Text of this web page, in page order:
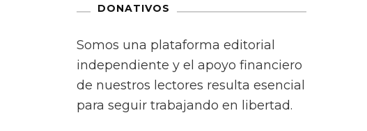
DONATIVOS
Somos una plataforma editorial
independiente y el apoyo financiero
de nuestros lectores resulta esencial
para seguir trabajando en libertad.